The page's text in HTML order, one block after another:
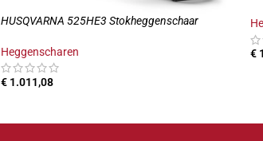
HUSQVARNA 525HE3 Stokheggenschaar
Heggenscharen
€ 1.011,08
€